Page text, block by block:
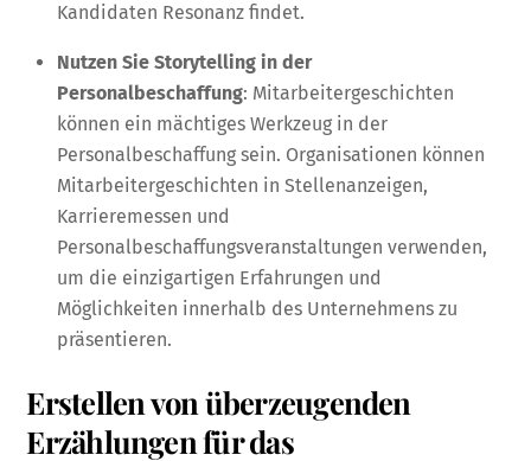
Kandidaten Resonanz findet.
Nutzen Sie Storytelling in der
Personalbeschaffung: Mitarbeitergeschichten
können ein mächtiges Werkzeug in der
Personalbeschaffung sein. Organisationen können
Mitarbeitergeschichten in Stellenanzeigen,
Karrieremessen und
Personalbeschaffungsveranstaltungen verwenden,
um die einzigartigen Erfahrungen und
Möglichkeiten innerhalb des Unternehmens zu
präsentieren.
Erstellen von überzeugenden
Erzählungen für das